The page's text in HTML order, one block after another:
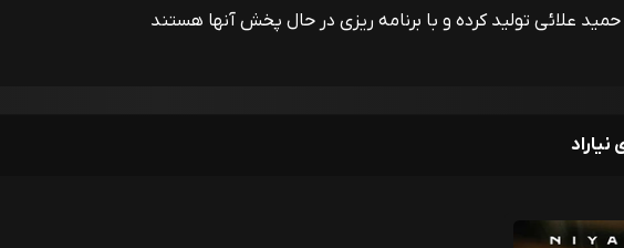
علائی تولید کرده و با برنامه ریزی در حال پخش آنها هستند